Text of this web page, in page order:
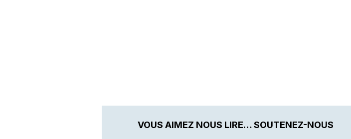
VOUS AIMEZ NOUS LIRE… SOUTENEZ-NOUS